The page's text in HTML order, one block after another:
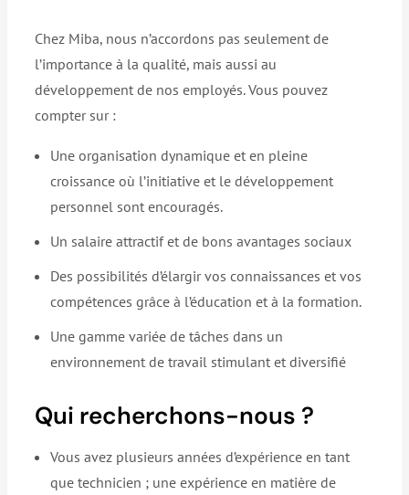
Chez Miba, nous n’accordons pas seulement de
l’importance à la qualité, mais aussi au
développement de nos employés. Vous pouvez
compter sur :
Une organisation dynamique et en pleine
croissance où l’initiative et le développement
personnel sont encouragés.
Un salaire attractif et de bons avantages sociaux
Des possibilités d’élargir vos connaissances et vos
compétences grâce à l’éducation et à la formation.
Une gamme variée de tâches dans un
environnement de travail stimulant et diversifié
Qui recherchons-nous ?
Vous avez plusieurs années d’expérience en tant
que technicien ; une expérience en matière de